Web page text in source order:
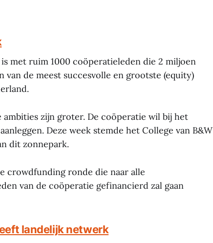
met ruim 1000 coöperatieleden die 2 miljoen
van de meest succesvolle en grootste (equity)
ambities zijn groter. De coöperatie wil bij het
Deze week stemde het College van B&W
dit zonnepark.
crowdfunding ronde die naar alle
van de coöperatie gefinancierd zal gaan
landelijk netwerk